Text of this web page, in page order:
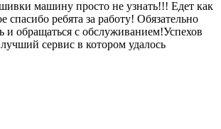
машину просто не узнать!!! Едет как
спасибо ребята за работу! Обязательно
и обращаться с обслуживанием!Успехов
сервис в котором удалось